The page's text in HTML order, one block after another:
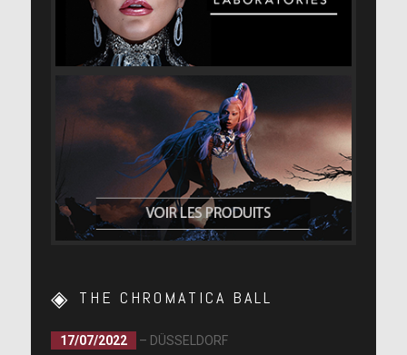
Bennett
THE CHROMATICA BALL
17/07/2022
– DÜSSELDORF